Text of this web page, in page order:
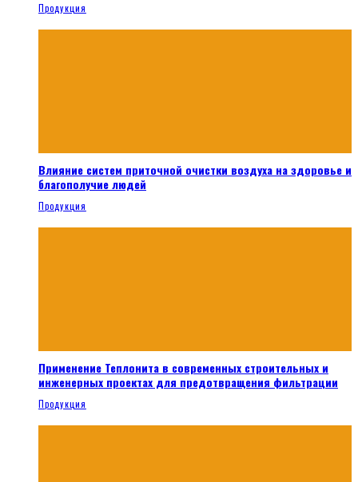
Продукция
Влияние систем приточной очистки воздуха на здоровье и
благополучие людей
Продукция
Применение Теплонита в современных строительных и
инженерных проектах для предотвращения фильтрации
Продукция